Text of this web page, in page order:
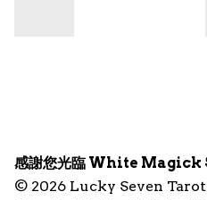
感謝您光臨 White Magick
© 2026 Lucky Seven